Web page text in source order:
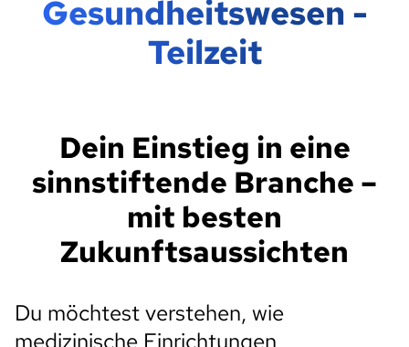
Gesundheitswesen -
Teilzeit
Dein Einstieg in eine
sinnstiftende Branche –
mit besten
Zukunftsaussichten
Du möchtest verstehen, wie
medizinische Einrichtungen